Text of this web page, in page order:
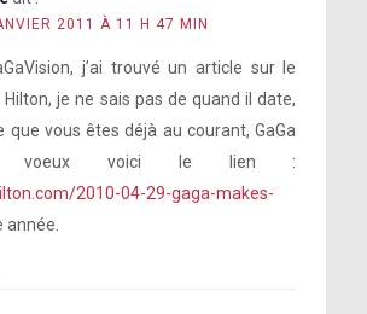
2011 À 11 H 47 MIN
j’ai trouvé un article sur le
je ne sais pas de quand il date,
que vous êtes déjà au courant, GaGa
voeux voici le lien :
2010-04-29-gaga-makes-